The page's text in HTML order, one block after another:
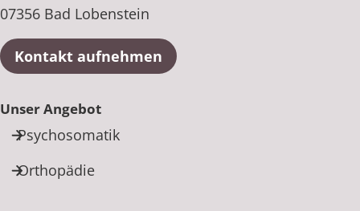
07356 Bad Lobenstein
Kontakt aufnehmen
Unser Angebot
Psychosomatik
Orthopädie